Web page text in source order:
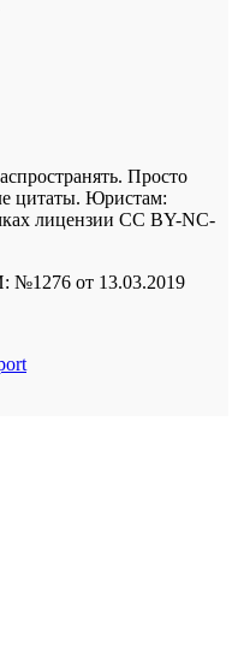
Просто
цитаты. Юристам:
лицензии CC BY-NC-
№1276 от 13.03.2019